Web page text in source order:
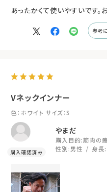
あったかくて使いやすいです。
参考
Vネックインナー
色：ホワイト サイズ：S
やまだ
購入目的:筋肉の
性別:男性 身長: